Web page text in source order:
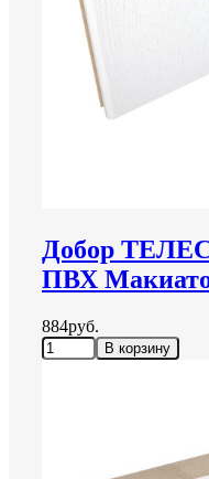
Добор
ПВХ
884руб.